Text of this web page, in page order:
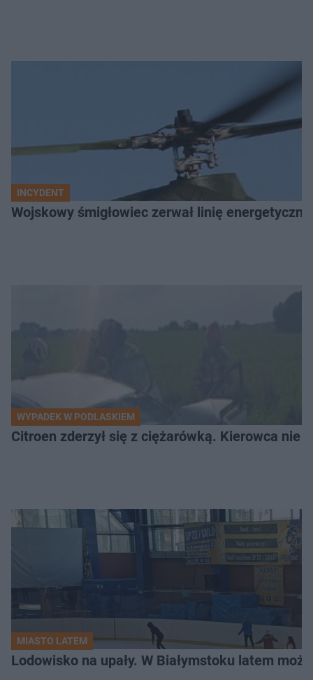
INCYDENT
Wojskowy śmigłowiec zerwał linię
WYPADEK W PODLASKIEM
Citroen zderzył się z ciężarówką. Kierowca nie
MIASTO LATEM
Lodowisko na upały. W Białymstoku latem